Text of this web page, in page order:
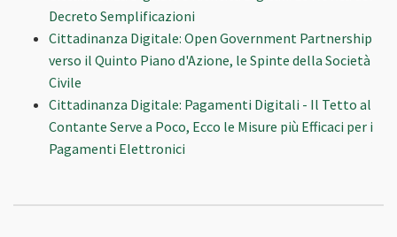
Decreto Semplificazioni
Cittadinanza Digitale: Open Government Partnership
verso il Quinto Piano d'Azione, le Spinte della Società
Civile
Cittadinanza Digitale: Pagamenti Digitali - Il Tetto al
Contante Serve a Poco, Ecco le Misure più Efficaci per i
Pagamenti Elettronici